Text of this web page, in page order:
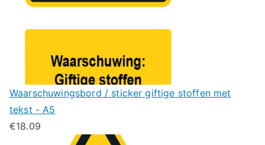
Waarschuwingsbord / sticker giftige stoffen met
tekst - A5
€18.09